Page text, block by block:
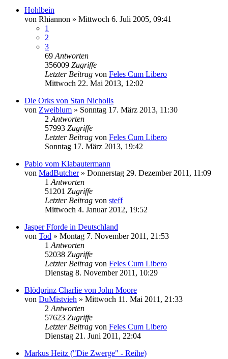
Hohlbein
von Rhiannon » Mittwoch 6. Juli 2005, 09:41
1
2
3
69 Antworten
356009 Zugriffe
Letzter Beitrag von Feles Cum Libero
Mittwoch 22. Mai 2013, 12:02
Die Orks von Stan Nicholls
von Zweiblum » Sonntag 17. März 2013, 11:30
2 Antworten
57993 Zugriffe
Letzter Beitrag von Feles Cum Libero
Sonntag 17. März 2013, 19:42
Pablo vom Klabautermann
von MadButcher» Donnerstag 29. Dezember 2011, 11:09
1 Antworten
51201 Zugriffe
Letzter Beitrag von steff
Mittwoch 4. Januar 2012, 19:52
Jasper Fforde in Deutschland
von Tod » Montag 7. November 2011, 21:53
1 Antworten
52038 Zugriffe
Letzter Beitrag von Feles Cum Libero
Dienstag 8. November 2011, 10:29
Blödprinz Charlie von John Moore
von DuMistvieh » Mittwoch 11. Mai 2011, 21:33
2 Antworten
57623 Zugriffe
Letzter Beitrag von Feles Cum Libero
Dienstag 21. Juni 2011, 22:04
Markus Heitz ("Die Zwerge" - Reihe)